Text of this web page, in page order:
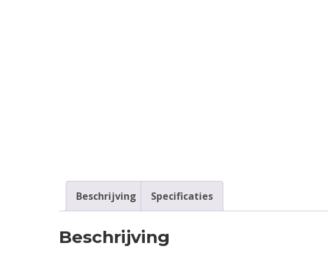
Beschrijving Specificaties
Beschrijving